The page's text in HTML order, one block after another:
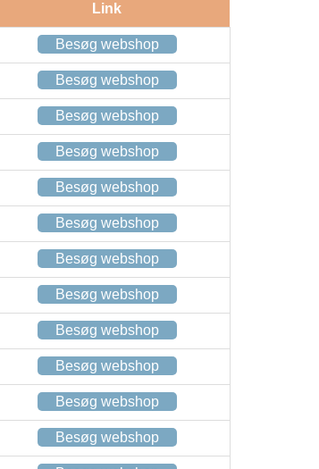
Link
Besøg webshop
Besøg webshop
Besøg webshop
Besøg webshop
Besøg webshop
Besøg webshop
Besøg webshop
Besøg webshop
Besøg webshop
Besøg webshop
Besøg webshop
Besøg webshop